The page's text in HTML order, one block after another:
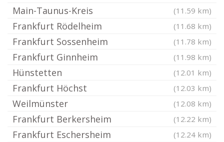
Main-Taunus-Kreis (11.59 km)
Frankfurt Rödelheim (11.68 km)
Frankfurt Sossenheim (11.78 km)
Frankfurt Ginnheim (11.98 km)
Hünstetten (12.01 km)
Frankfurt Höchst (12.03 km)
Weilmünster (12.08 km)
Frankfurt Berkersheim (12.22 km)
Frankfurt Eschersheim (12.24 km)